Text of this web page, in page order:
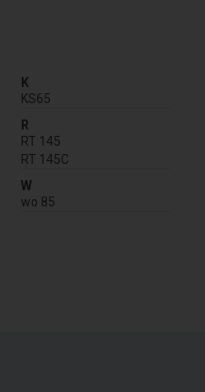
K
KS65
R
RT 145
RT 145C
W
wo 85